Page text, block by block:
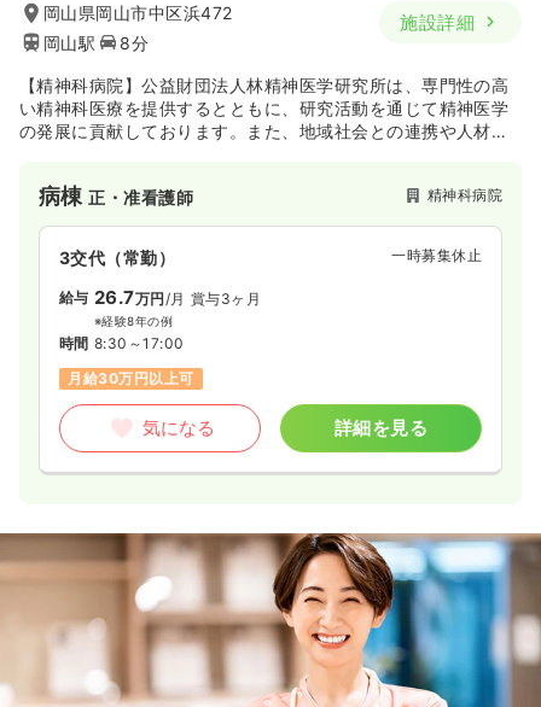
岡山県岡山市中区浜472
岡山駅
8分
施設詳細
【精神科病院】公益財団法人林精神医学研究所は、専門性の高
い精神科医療を提供するとともに、研究活動を通じて精神医学
の発展に貢献しております。また、地域社会との連携や人材育
症等の精神疾患の入院治療をおこなっています。精神科デイケ
ア、ナイトケア、アルコールデイケア、認知症デイケア、訪問
看護など地域で生活している患者さまを支える医療もおこなっ
ています。
病棟正・准看護師 精神科病院
3交代（常勤） 一時募集休止
給与 26.7万円 /月 賞与3ヶ月
※経験8年の例
時間 8:30～17:00
月給30万円以上可
気になる 詳細を見る